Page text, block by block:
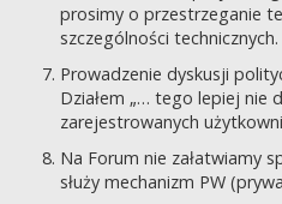
prosimy o przestrzeganie
szczególności technicznych.
Prowadzenie dyskusji
Działem „… tego lepiej nie
zarejestrowanych
Na Forum nie załatwiamy
służy mechanizm PW